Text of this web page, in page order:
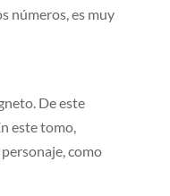
números, es muy
De este
este tomo,
como